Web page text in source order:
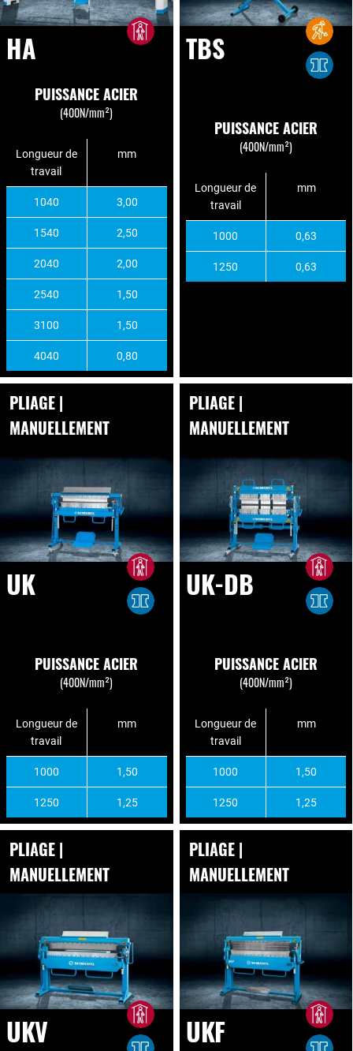
HA
PUISSANCE ACIER
(400N/mm²)
Longueur de
travail
mm
1040 3,00
1540 2,50
2040 2,00
2540 1,50
3100 1,50
4040 0,80
TBS
PUISSANCE ACIER
(400N/mm²)
Longueur de
travail
mm
1000 0,63
1250 0,63
PLIAGE |
MANUELLEMENT
UK
PUISSANCE ACIER
(400N/mm²)
Longueur de
travail
mm
1000 1,50
1250 1,25
PLIAGE |
MANUELLEMENT
UK-DB
PUISSANCE ACIER
(400N/mm²)
Longueur de
travail
mm
1000 1,50
1250 1,25
PLIAGE |
MANUELLEMENT
UKV
PLIAGE |
MANUELLEMENT
UKF